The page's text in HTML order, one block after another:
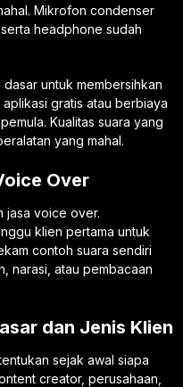
Mikrofon condenser
headphone sudah
untuk membersihkan
gratis atau berbiaya
Kualitas suara yang
yang mahal.
Over
jasa voice over.
klien pertama untuk
contoh suara sendiri
narasi, atau pembacaan
dan Jenis Klien
sejak awal siapa
creator, perusahaan,